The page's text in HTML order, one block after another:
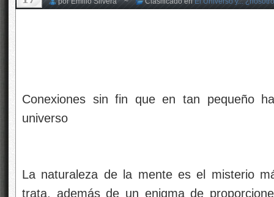
Conexiones sin fin que en tan pequeño
universo
La naturaleza de la mente es el misterio
trata, además de un enigma de